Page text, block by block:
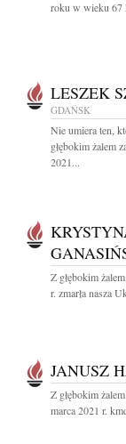
roku w wieku 67
LESZEK
GDAŃSK
Nie umiera ten,
głębokim żalem
2021...
Z głębokim
r. zmarła nasza
JANUSZ
Z głębokim
marca 2021 r.